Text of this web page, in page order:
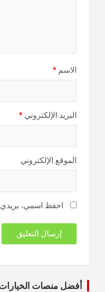
الاسم *
البريد الإلكتروني *
الموقع الإلكتروني
احفظ اسمي، بريدي
أفضل منصات الخيارات